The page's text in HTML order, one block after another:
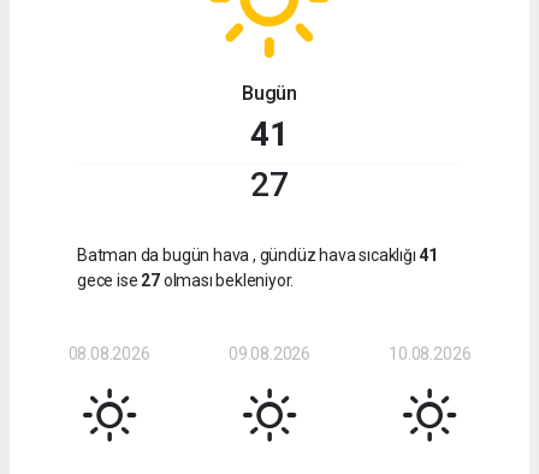
Bugün
41
27
Batman da bugün hava , gündüz hava sıcaklığı41
gece ise 27olması bekleniyor.
08.08.2026 09.08.2026 10.08.2026